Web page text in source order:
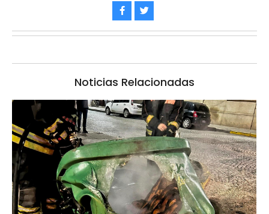
Noticias Relacionadas